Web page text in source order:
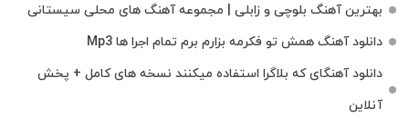
بهترین آهنگ بلوچی و زابلی | مجموعه آهنگ‌ های محلی سیستانی
دانلود آهنگ همش تو فکرمه بزارم برم تمام اجرا ها Mp3
دانلود آهنگای که بلاگرا استفاده میکنند نسخه های کامل + پخش
آنلاین